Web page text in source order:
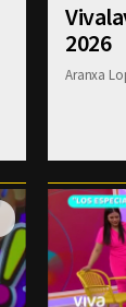
2026
Aranxa